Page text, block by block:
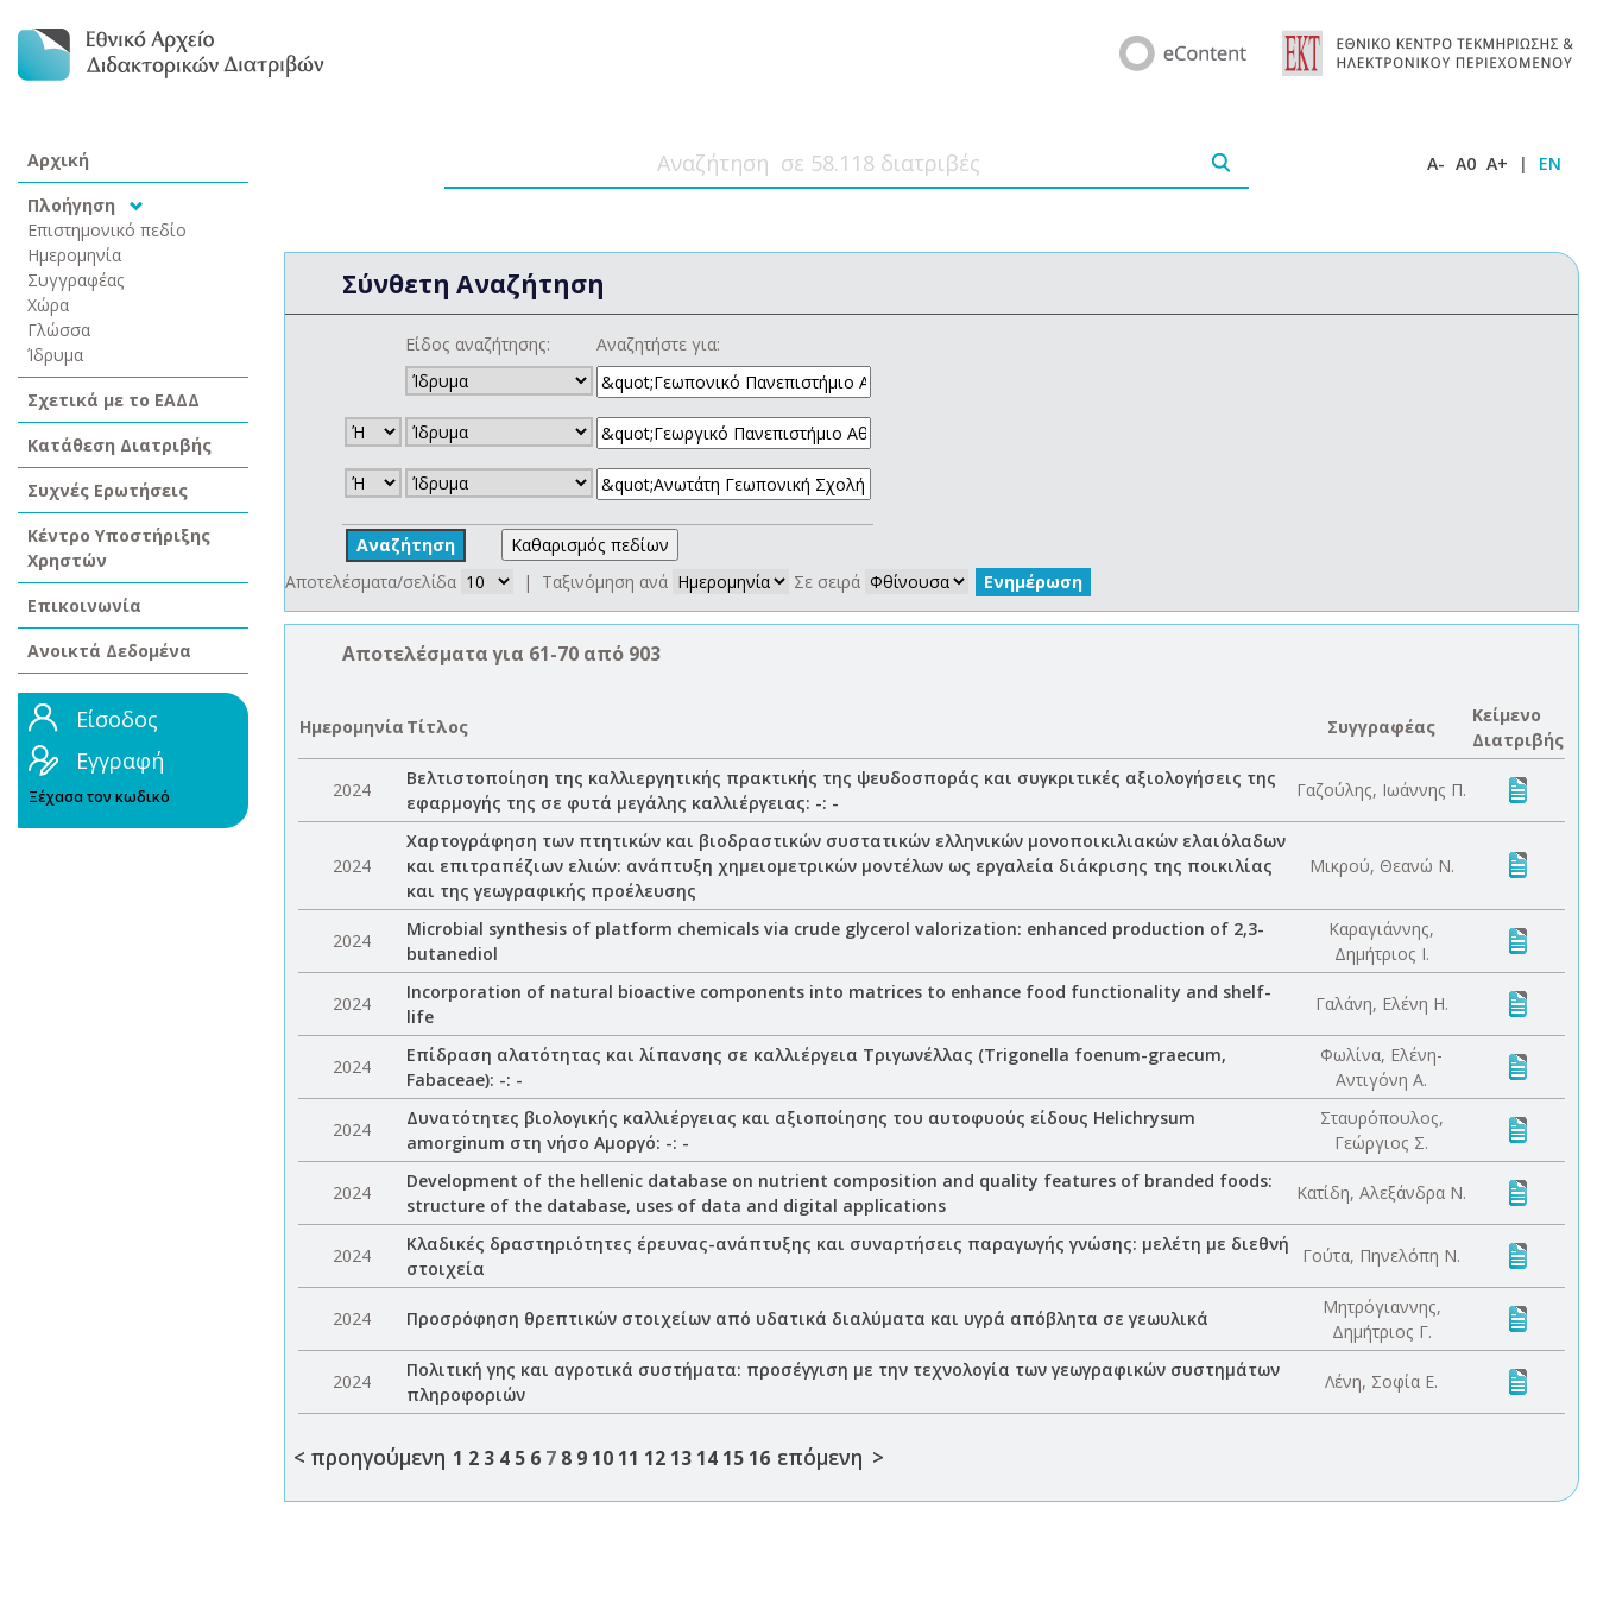
Αρχική
Πλοήγηση
Επιστημονικό πεδίο
Ημερομηνία
Συγγραφέας
Χώρα
Γλώσσα
Ίδρυμα
Σχετικά με το ΕΑΔΔ
Κατάθεση Διατριβής
Συχνές Ερωτήσεις
Κέντρο Υποστήριξης
Χρηστών
Επικοινωνία
Ανοικτά Δεδομένα
Είσοδος
Εγγραφή
Ξέχασα τον κωδικό
A- A0 A+ | EN
Σύνθετη Αναζήτηση
Είδος αναζήτησης: Αναζητήστε για:
Αποτελέσματα/σελίδα | Ταξινόμηση ανά Σε σειρά
Αποτελέσματα για 61-70 από 903
Ημερομηνία Τίτλος Συγγραφέας
Κείμενο
Διατριβής
2024
Βελτιστοποίηση της καλλιεργητικής πρακτικής της ψευδοσποράς και συγκριτικές αξιολογήσεις της
εφαρμογής της σε φυτά μεγάλης καλλιέργειας: -: -
Γαζούλης, Ιωάννης Π.
2024
Χαρτογράφηση των πτητικών και βιοδραστικών συστατικών ελληνικών μονοποικιλιακών ελαιόλαδων
και επιτραπέζιων ελιών: ανάπτυξη χημειομετρικών μοντέλων ως εργαλεία διάκρισης της ποικιλίας
και της γεωγραφικής προέλευσης
Μικρού, Θεανώ Ν.
2024
Microbial synthesis of platform chemicals via crude glycerol valorization: enhanced production of 2,3-
butanediol
Καραγιάννης,
Δημήτριος Ι.
2024
Incorporation of natural bioactive components into matrices to enhance food functionality and shelf-
life
Γαλάνη, Ελένη Η.
2024
Επίδραση αλατότητας και λίπανσης σε καλλιέργεια Τριγωνέλλας (Trigonella foenum-graecum,
Fabaceae): -: -
Φωλίνα, Ελένη-
Αντιγόνη Α.
2024
Δυνατότητες βιολογικής καλλιέργειας και αξιοποίησης του αυτοφυούς είδους Helichrysum
amorginum στη νήσο Αμοργό: -: -
Σταυρόπουλος,
Γεώργιος Σ.
2024
Development of the hellenic database on nutrient composition and quality features of branded foods:
structure of the database, uses of data and digital applications
Κατίδη, Αλεξάνδρα Ν.
2024
Κλαδικές δραστηριότητες έρευνας-ανάπτυξης και συναρτήσεις παραγωγής γνώσης: μελέτη με διεθνή
στοιχεία
Γούτα, Πηνελόπη Ν.
2024 Προσρόφηση θρεπτικών στοιχείων από υδατικά διαλύματα και υγρά απόβλητα σε γεωυλικά
Μητρόγιαννης,
Δημήτριος Γ.
2024
Πολιτική γης και αγροτικά συστήματα: προσέγγιση με την τεχνολογία των γεωγραφικών συστημάτων
πληροφοριών
Λένη, Σοφία Ε.
< προηγούμενη 1 2 3 4 5 6 7 8 9 10 11 12 13 14 15 16 επόμενη >